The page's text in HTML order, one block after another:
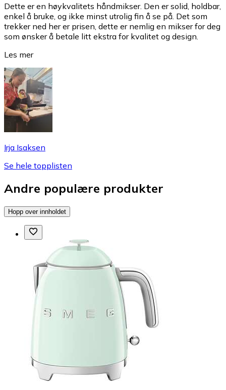
Dette er en høykvalitets håndmikser. Den er solid, holdbar,
enkel å bruke, og ikke minst utrolig fin å se på. Det som
trekker ned her er prisen, dette er nemlig en mikser for deg
som ønsker å betale litt ekstra for kvalitet og design.
Les mer
Irja Isaksen
Se hele topplisten
Andre populære produkter
Hopp over innholdet